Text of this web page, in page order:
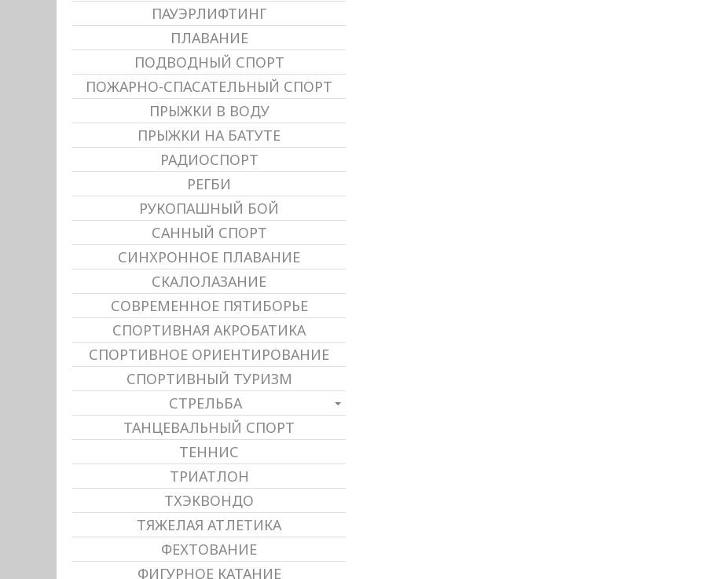
ПАУЭРЛИФТИНГ
ПЛАВАНИЕ
ПОДВОДНЫЙ СПОРТ
ПОЖАРНО-СПАСАТЕЛЬНЫЙ СПОРТ
ПРЫЖКИ В ВОДУ
ПРЫЖКИ НА БАТУТЕ
РАДИОСПОРТ
РЕГБИ
РУКОПАШНЫЙ БОЙ
САННЫЙ СПОРТ
СИНХРОННОЕ ПЛАВАНИЕ
СКАЛОЛАЗАНИЕ
СОВРЕМЕННОЕ ПЯТИБОРЬЕ
СПОРТИВНАЯ АКРОБАТИКА
СПОРТИВНОЕ ОРИЕНТИРОВАНИЕ
СПОРТИВНЫЙ ТУРИЗМ
СТРЕЛЬБА
ТАНЦЕВАЛЬНЫЙ СПОРТ
ТЕННИС
ТРИАТЛОН
ТХЭКВОНДО
ТЯЖЕЛАЯ АТЛЕТИКА
ФЕХТОВАНИЕ
ФИГУРНОЕ КАТАНИЕ